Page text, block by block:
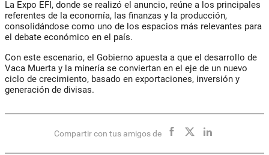
La Expo EFI, donde se realizó el anuncio, reúne a los principales
referentes de la economía, las finanzas y la producción,
consolidándose como uno de los espacios más relevantes para
el debate económico en el país.
Con este escenario, el Gobierno apuesta a que el desarrollo de
Vaca Muerta y la minería se conviertan en el eje de un nuevo
ciclo de crecimiento, basado en exportaciones, inversión y
generación de divisas.
Compartir con tus amigos de